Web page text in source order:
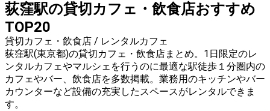
荻窪駅の貸切カフェ・飲食店おすすめ
TOP20
貸切カフェ・飲食店 / レンタルカフェ
荻窪駅(東京都)の貸切カフェ・飲食店まとめ。1日限定のレ
ンタルカフェやマルシェを行うのに最適な駅徒歩１分圏内の
カフェやバー、飲食店を多数掲載。業務用のキッチンやバー
カウンターなど設備の充実したスペースがレンタルできま
す。